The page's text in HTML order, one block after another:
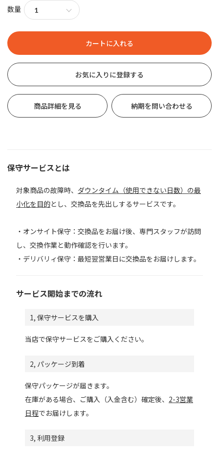
数量
お気に入りに登録する
商品詳細を見る 納期を問い合わせる
保守サービスとは
対象商品の故障時、 ダウンタイム（使用できない日数）の最
小化を目的とし、交換品を先出しするサービスです。
・オンサイト保守：交換品をお届け後、専門スタッフが訪問
し、交換作業と動作確認を行います。
・デリバリィ保守：最短翌営業日に交換品をお届けします。
サービス開始までの流れ
1, 保守サービスを購入
当店で保守サービスをご購入ください。
2, パッケージ到着
保守パッケージが届きます。
在庫がある場合、ご購入（入金含む）確定後、 2-3営業
日程でお届けします。
3, 利用登録